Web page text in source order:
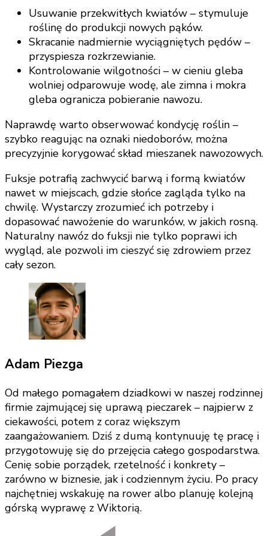
Usuwanie przekwitłych kwiatów – stymuluje
roślinę do produkcji nowych pąków.
Skracanie nadmiernie wyciągniętych pędów –
przyspiesza rozkrzewianie.
Kontrolowanie wilgotności – w cieniu gleba
wolniej odparowuje wodę, ale zimna i mokra
gleba ogranicza pobieranie nawozu.
Naprawdę warto obserwować kondycję roślin –
szybko reagując na oznaki niedoborów, można
precyzyjnie korygować skład mieszanek nawozowych.
Fuksje potrafią zachwycić barwą i formą kwiatów
nawet w miejscach, gdzie słońce zagląda tylko na
chwilę. Wystarczy zrozumieć ich potrzeby i
dopasować nawożenie do warunków, w jakich rosną.
Naturalny nawóz do fuksji nie tylko poprawi ich
wygląd, ale pozwoli im cieszyć się zdrowiem przez
cały sezon.
Adam Piezga
Od małego pomagałem dziadkowi w naszej rodzinnej
firmie zajmującej się uprawą pieczarek – najpierw z
ciekawości, potem z coraz większym
zaangażowaniem. Dziś z dumą kontynuuję tę pracę i
przygotowuję się do przejęcia całego gospodarstwa.
Cenię sobie porządek, rzetelność i konkrety –
zarówno w biznesie, jak i codziennym życiu. Po pracy
najchętniej wskakuję na rower albo planuję kolejną
górską wyprawę z Wiktorią.